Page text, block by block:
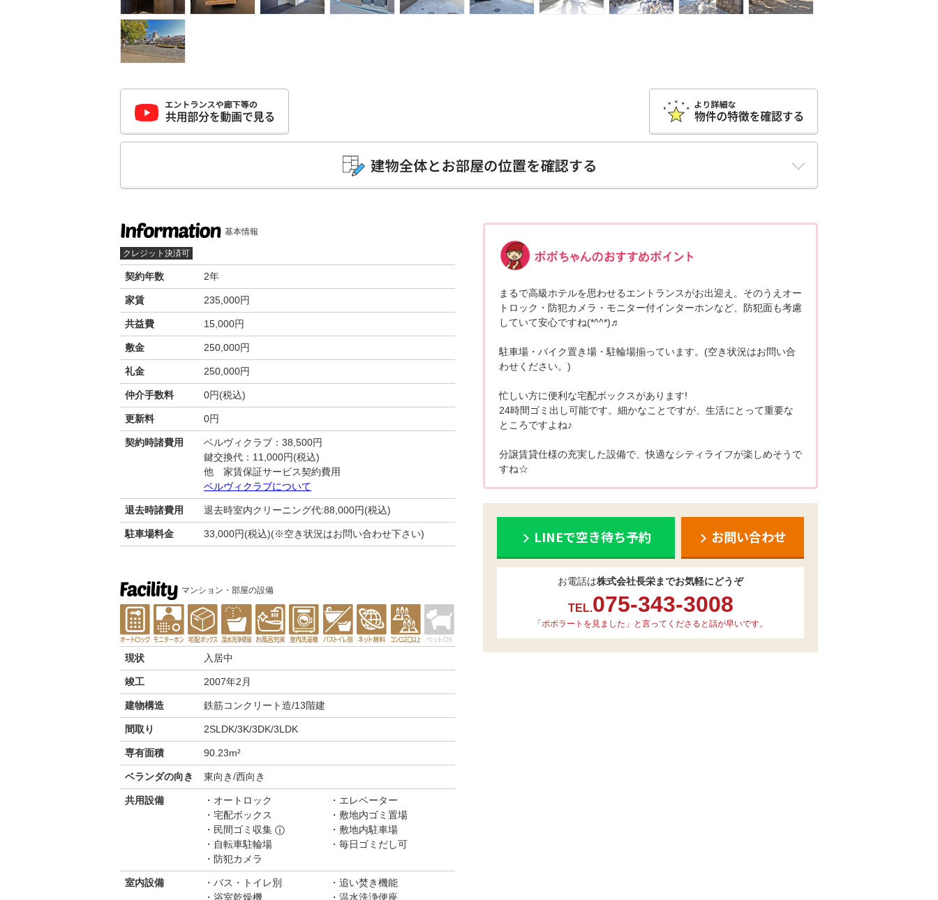
基本情報
クレジット決済可
契約年数 2年
家賃 235,000円
共益費 15,000円
敷金 250,000円
礼金 250,000円
仲介手数料 0円(税込)
更新料 0円
契約時諸費用
ベルヴィクラブ：38,500円
鍵交換代：11,000円(税込)
他 家賃保証サービス契約費用
ベルヴィクラブについて
退去時諸費用 退去時室内クリーニング代:88,000円(税込)
駐車場料金 33,000円(税込)(※空き状況はお問い合わせ下さい)
マンション・部屋の設備
現状 入居中
竣工 2007年2月
建物構造 鉄筋コンクリート造/13階建
間取り 2SLDK/3K/3DK/3LDK
専有面積 90.23m²
ベランダの向き 東向き/西向き
共用設備 オートロック
エレベーター
宅配ボックス
敷地内ゴミ置場
民間ゴミ収集 ⓘ
敷地内駐車場
自転車駐輪場
毎日ゴミだし可
防犯カメラ
室内設備 バス・トイレ別
追い焚き機能
浴室乾燥機
温水洗浄便座
まるで高級ホテルを思わせるエントランスがお出迎え。そのうえオー
トロック・防犯カメラ・モニター付インターホンなど、防犯面も考慮
していて安心ですね(*^^*)♬
駐車場・バイク置き場・駐輪場揃っています。(空き状況はお問い合
わせください。)
忙しい方に便利な宅配ボックスがあります!
24時間ゴミ出し可能です。細かなことですが、生活にとって重要な
ところですよね♪
分譲賃貸仕様の充実した設備で、快適なシティライフが楽しめそうで
すね☆
LINEで空き待ち予約 お問い合わせ
お電話は株式会社長栄までお気軽にどうぞ
TEL.075-343-3008
「ポポラートを見ました」と言ってくださると話が早いです。